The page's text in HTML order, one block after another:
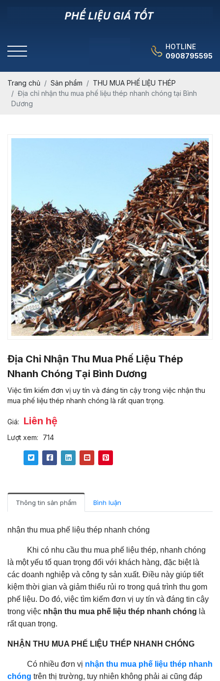
HOTLINE
0908795595
Trang chủ Sản phẩm
THU MUA PHẾ LIỆU THÉP
Địa chỉ nhận thu mua phế liệu thép nhanh chóng tại Bình
Dương
Địa Chỉ Nhận Thu Mua Phế Liệu Thép
Nhanh Chóng Tại Bình Dương
Việc tìm kiếm đơn vị uy tín và đáng tin cậy trong việc nhận thu
mua phế liệu thép nhanh chóng là rất quan trọng.
Giá: Liên hệ
Lượt xem: 714
Thông tin sản phẩm Bình luận
nhận thu mua phế liệu thép nhanh chóng
Khi có nhu cầu thu mua phế liệu thép, nhanh chóng
là một yếu tố quan trọng đối với khách hàng, đặc biệt là
các doanh nghiệp và công ty sản xuất. Điều này giúp tiết
kiệm thời gian và giảm thiểu rủi ro trong quá trình thu gom
phế liệu. Do đó, việc tìm kiếm đơn vị uy tín và đáng tin cậy
trong việc nhận thu mua phế liệu thép nhanh chóng là
rất quan trọng.
NHẬN THU MUA PHẾ LIỆU THÉP NHANH CHÓNG
Có nhiều đơn vị nhận thu mua phế liệu thép nhanh
chóng trên thị trường, tuy nhiên không phải ai cũng đáp